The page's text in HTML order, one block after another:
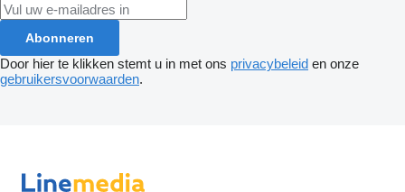
Abonneren
Door hier te klikken stemt u in met ons privacybeleid en onze
gebruikersvoorwaarden.